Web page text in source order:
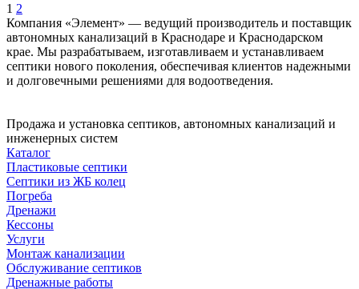
1 2
Компания «Элемент» — ведущий производитель и поставщик
автономных канализаций в Краснодаре и Краснодарском
крае. Мы разрабатываем, изготавливаем и устанавливаем
септики нового поколения, обеспечивая клиентов надежными
и долговечными решениями для водоотведения.
Продажа и установка септиков, автономных канализаций и
инженерных систем
Каталог
Пластиковые септики
Септики из ЖБ колец
Погреба
Дренажи
Кессоны
Услуги
Монтаж канализации
Обслуживание септиков
Дренажные работы